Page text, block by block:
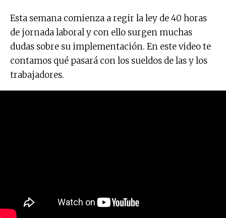
Esta semana comienza a regir la ley de 40 horas
de jornada laboral y con ello surgen muchas
dudas sobre su implementación. En este video te
contamos qué pasará con los sueldos de las y los
trabajadores.